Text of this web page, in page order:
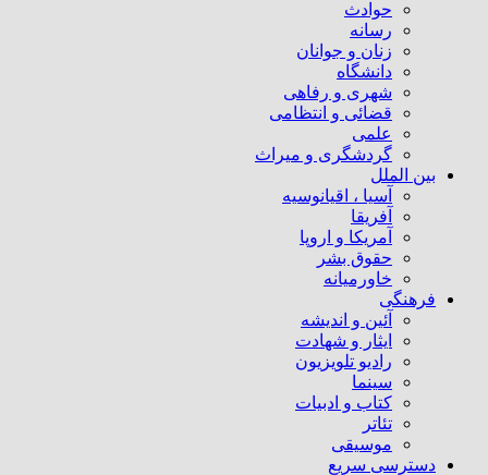
حوادث
رسانه
زنان و جوانان
دانشگاه
شهری و رفاهی
قضائی و انتظامی
علمی
گردشگری و میراث
بین الملل
آسیا ، اقیانوسیه
آفریقا
آمریکا و اروپا
حقوق بشر
خاورمیانه
فرهنگی
آئین و اندیشه
ایثار و شهادت
رادیو تلویزیون
سینما
کتاب و ادبیات
تئاتر
موسیقی
دسترسی سریع